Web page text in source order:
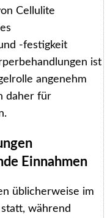
Cellulite
-festigkeit
ist
angenehm
daher für
Einnahmen
üblicherweise im
während